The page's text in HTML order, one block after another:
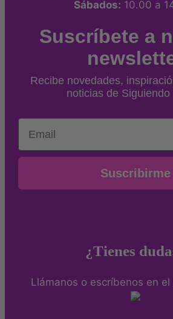
Sábados: 10.00 a
Suscríbete a
Recibe novedades,
noticias de Siguiendo
Email
Suscribirme
¿Tienes
Llámanos o escríbenos en el